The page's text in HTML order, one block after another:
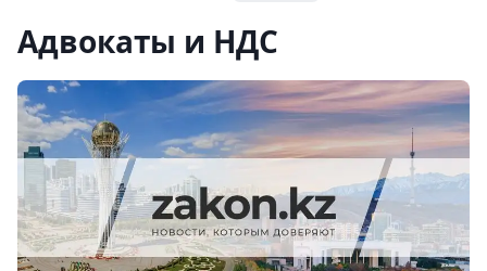
Адвокаты и НДС